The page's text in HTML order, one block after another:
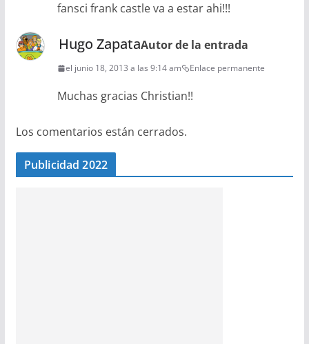
fansci frank castle va a estar ahi!!!
Hugo ZapataAutor de la entrada
el junio 18, 2013 a las 9:14 am Enlace permanente
Muchas gracias Christian!!
Los comentarios están cerrados.
Publicidad 2022